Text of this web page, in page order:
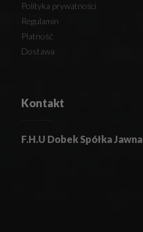
Polityka prywatności
Regulamin
Płatność
Dostawa
Kontakt
F.H.U Dobek Spółka Jawna